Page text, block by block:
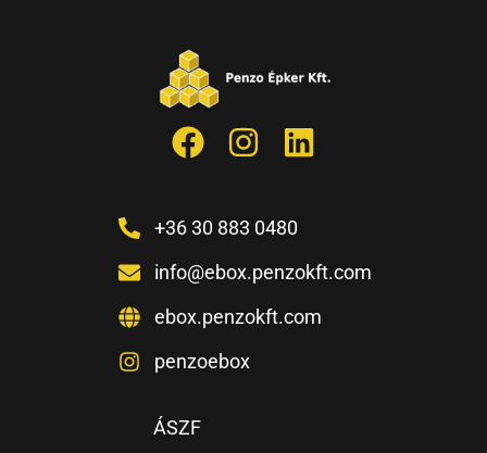
+36 30 883 0480
info@ebox.penzokft.com
ebox.penzokft.com
penzoebox
ÁSZF